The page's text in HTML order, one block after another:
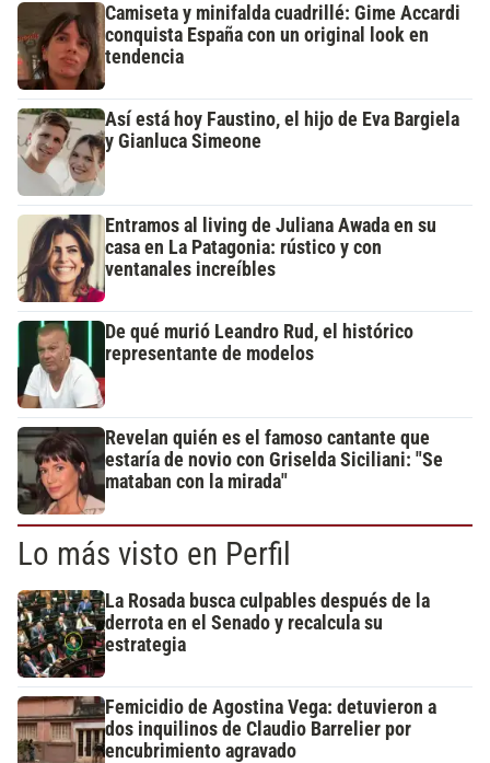
Camiseta y minifalda cuadrillé: Gime Accardi
conquista España con un original look en
tendencia
Así está hoy Faustino, el hijo de Eva Bargiela
y Gianluca Simeone
Entramos al living de Juliana Awada en su
casa en La Patagonia: rústico y con
ventanales increíbles
De qué murió Leandro Rud, el histórico
representante de modelos
Revelan quién es el famoso cantante que
estaría de novio con Griselda Siciliani: "Se
mataban con la mirada"
Lo más visto en Perfil
La Rosada busca culpables después de la
derrota en el Senado y recalcula su
estrategia
Femicidio de Agostina Vega: detuvieron a
dos inquilinos de Claudio Barrelier por
encubrimiento agravado